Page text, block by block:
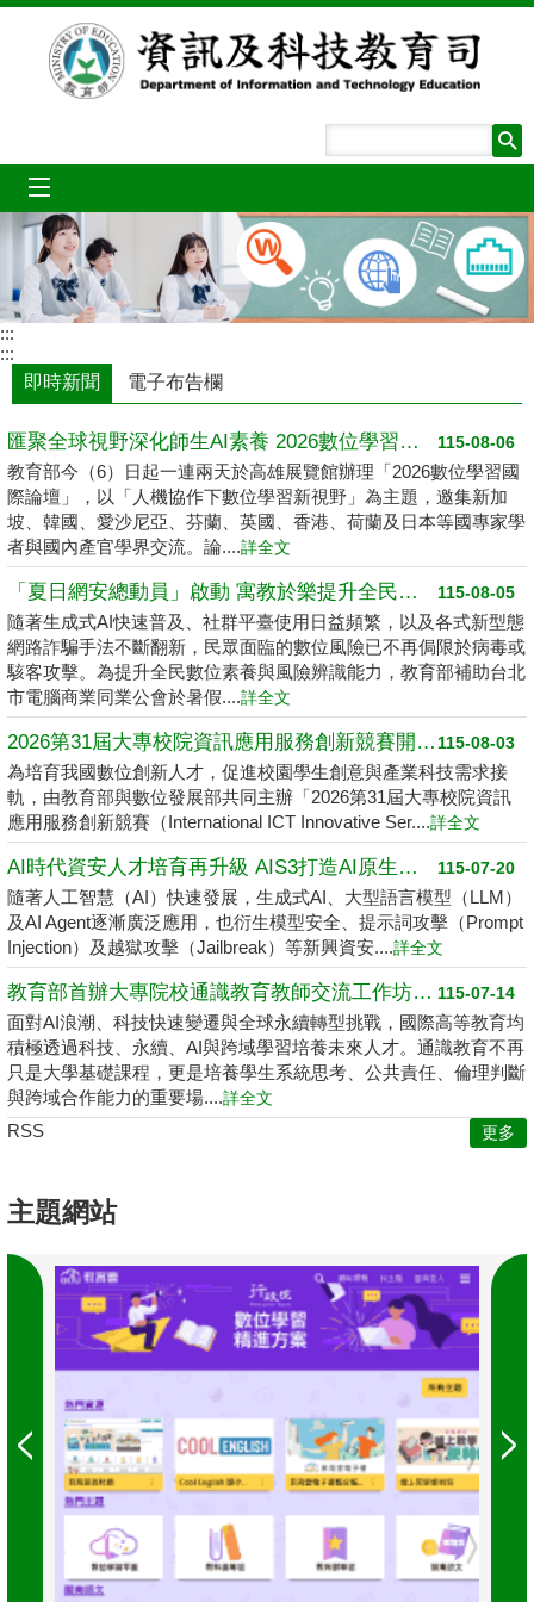
跳到主要內容區塊
:::
:::
即時新聞
電子布告欄
115-08-06
匯聚全球視野深化師生AI素養 2026數位學習國際論壇高雄登場
教育部今（6）日起一連兩天於高雄展覽館辦理「2026數位學習國
際論壇」，以「人機協作下數位學習新視野」為主題，邀集新加
坡、韓國、愛沙尼亞、芬蘭、英國、香港、荷蘭及日本等國專家學
者與國內產官學界交流。論....詳全文
115-08-05
「夏日網安總動員」啟動 寓教於樂提升全民數位素養
隨著生成式AI快速普及、社群平臺使用日益頻繁，以及各式新型態
網路詐騙手法不斷翻新，民眾面臨的數位風險已不再侷限於病毒或
駭客攻擊。為提升全民數位素養與風險辨識能力，教育部補助台北
市電腦商業同業公會於暑假....詳全文
115-08-03
2026第31屆大專校院資訊應用服務創新競賽開跑了 請高中職以上學生踴躍報名
為培育我國數位創新人才，促進校園學生創意與產業科技需求接
軌，由教育部與數位發展部共同主辦「2026第31屆大專校院資訊
應用服務創新競賽（International ICT Innovative Ser....詳全文
115-07-20
AI時代資安人才培育再升級 AIS3打造AI原生資安學習環境
隨著人工智慧（AI）快速發展，生成式AI、大型語言模型（LLM）
及AI Agent逐漸廣泛應用，也衍生模型安全、提示詞攻擊（Prompt
Injection）及越獄攻擊（Jailbreak）等新興資安....詳全文
115-07-14
教育部首辦大專院校通識教育教師交流工作坊 邁向2050共創未來永續大學
面對AI浪潮、科技快速變遷與全球永續轉型挑戰，國際高等教育均
積極透過科技、永續、AI與跨域學習培養未來人才。通識教育不再
只是大學基礎課程，更是培養學生系統思考、公共責任、倫理判斷
與跨域合作能力的重要場....詳全文
RSS 更多
主題網站